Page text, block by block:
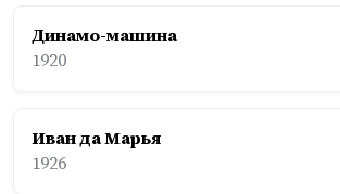
Динамо-машина
1920
Иван да Марья
1926